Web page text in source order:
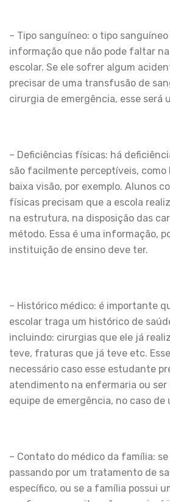
– Tipo sanguíneo: o tipo
informação que não pode faltar
escolar. Se ele sofrer algum
precisar de uma transfusão de
cirurgia de emergência, esse será
– Deficiências físicas: há
são facilmente perceptíveis, como
baixa visão, por exemplo. Alunos
físicas precisam que a escola
na estrutura, na disposição das
método. Essa é uma informação,
instituição de ensino deve ter.
– Histórico médico: é importante
escolar traga um histórico de
incluindo: cirurgias que ele já
teve, fraturas que já teve etc.
necessário caso esse estudante
atendimento na enfermaria ou ser
equipe de emergência, no caso de
– Contato do médico da família:
passando por um tratamento de
específico, ou se a família possui